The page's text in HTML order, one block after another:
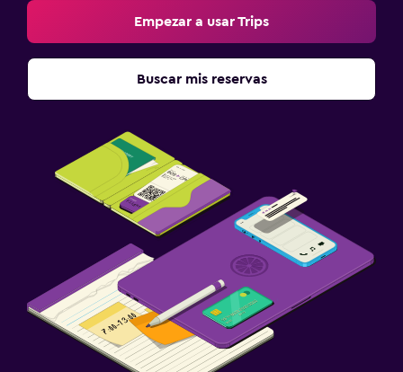
Empezar a usar Trips
Buscar mis reservas